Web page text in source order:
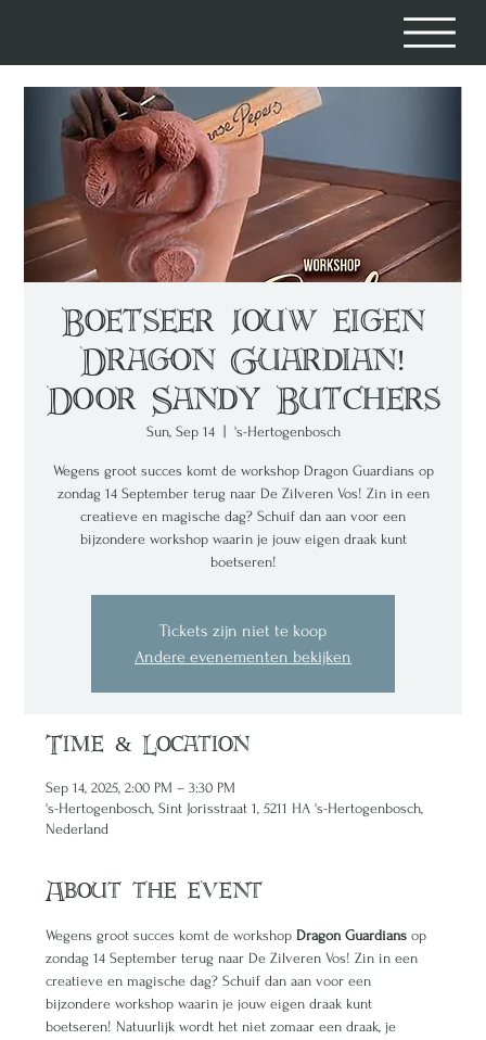
Boetseer jouw eigen
Dragon Guardian!
Door Sandy Butchers
Sun, Sep 14
  |
's-Hertogenbosch
Wegens groot succes komt de workshop Dragon Guardians op
zondag 14 September terug naar De Zilveren Vos! Zin in een
creatieve en magische dag? Schuif dan aan voor een
bijzondere workshop waarin je jouw eigen draak kunt
boetseren!
Tickets zijn niet te koop
Andere evenementen bekijken
Time & Location
Sep 14, 2025, 2:00 PM – 3:30 PM
's-Hertogenbosch, Sint Jorisstraat 1, 5211 HA 's-Hertogenbosch,
Nederland
About the event
Wegens groot succes komt de workshop Dragon Guardians op
zondag 14 September terug naar De Zilveren Vos! Zin in een
creatieve en magische dag? Schuif dan aan voor een
bijzondere workshop waarin je jouw eigen draak kunt
boetseren! Natuurlijk wordt het niet zomaar een draak, je